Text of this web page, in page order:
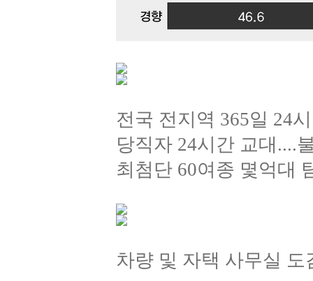
전국 전지역 365일 24
당직자 24시간 교대....
최첨단 60여종 몇억대
차량 및 자택 사무실